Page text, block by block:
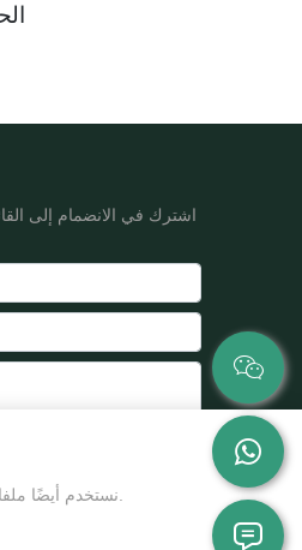
اشترك في الانضمام إلى